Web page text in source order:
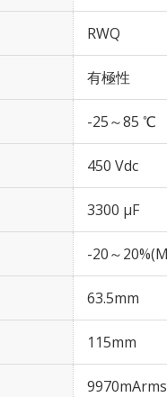
RWQ
有極性
-25～85 ℃
450 Vdc
3300 µF
-20～
63.5mm
115mm